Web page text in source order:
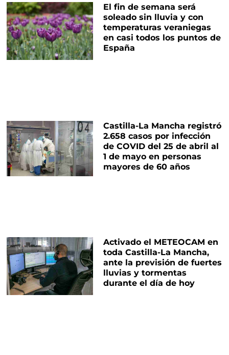
El fin de semana será
soleado sin lluvia y con
temperaturas veraniegas
en casi todos los puntos de
España
Castilla-La Mancha registró
2.658 casos por infección
de COVID del 25 de abril al
1 de mayo en personas
mayores de 60 años
Activado el METEOCAM en
toda Castilla-La Mancha,
ante la previsión de fuertes
lluvias y tormentas
durante el día de hoy